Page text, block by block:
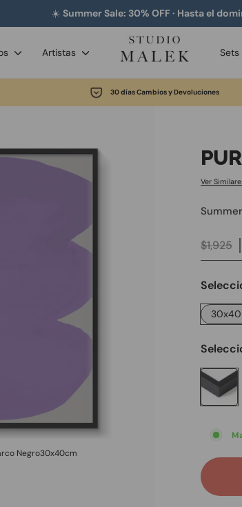
☀️ Summer Sale: 30% OFF · Hasta el
Artistas Sets
30 días Cambios y Devoluciones
Negro30x40cm
Ver
Precio
habitual
$1,925
30x40